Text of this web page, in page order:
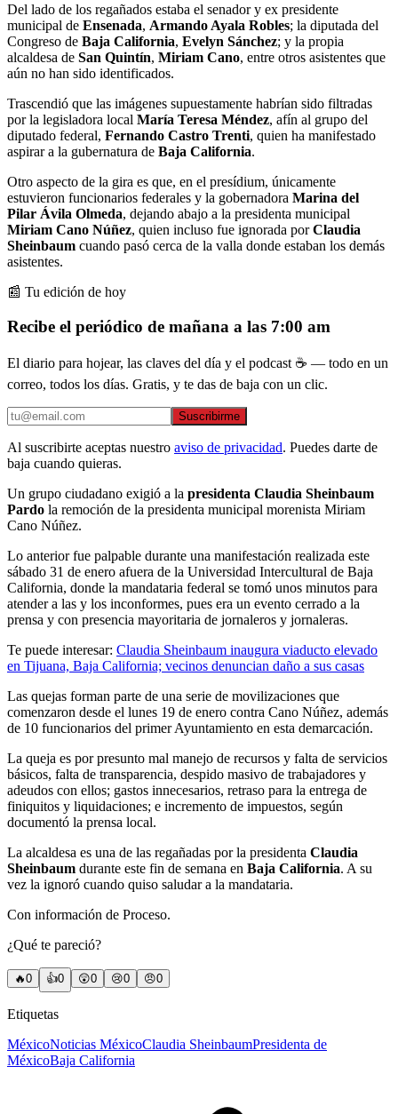
Del lado de los regañados estaba el senador y ex presidente
municipal de Ensenada, Armando Ayala Robles; la diputada del
Congreso de Baja California, Evelyn Sánchez; y la propia
alcaldesa de San Quintín, Miriam Cano, entre otros asistentes que
aún no han sido identificados.
Trascendió que las imágenes supuestamente habrían sido filtradas
por la legisladora local María Teresa Méndez, afín al grupo del
diputado federal, Fernando Castro Trenti, quien ha manifestado
aspirar a la gubernatura de Baja California.
Otro aspecto de la gira es que, en el presídium, únicamente
estuvieron funcionarios federales y la gobernadora Marina del
Pilar Ávila Olmeda, dejando abajo a la presidenta municipal
Miriam Cano Núñez, quien incluso fue ignorada porClaudia
Sheinbaum cuando pasó cerca de la valla donde estaban los demás
asistentes.
📰 Tu edición de hoy
Recibe el periódico de mañana a las 7:00 am
El diario para hojear, las claves del día y el podcast ☕ — todo en un
correo, todos los días. Gratis, y te das de baja con un clic.
Suscribirme
Al suscribirte aceptas nuestro aviso de privacidad. Puedes darte de
baja cuando quieras.
Un grupo ciudadano exigió a la presidenta Claudia Sheinbaum
Pardo la remoción de la presidenta municipal morenista Miriam
Cano Núñez.
Lo anterior fue palpable durante una manifestación realizada este
sábado 31 de enero afuera de la Universidad Intercultural de Baja
California, donde la mandataria federal se tomó unos minutos para
atender a las y los inconformes, pues era un evento cerrado a la
prensa y con presencia mayoritaria de jornaleros y jornaleras.
Te puede interesar: Claudia Sheinbaum inaugura viaducto elevado
en Tijuana, Baja California; vecinos denuncian daño a sus casas
Las quejas forman parte de una serie de movilizaciones que
comenzaron desde el lunes 19 de enero contra Cano Núñez, además
de 10 funcionarios del primer Ayuntamiento en esta demarcación.
La queja es por presunto mal manejo de recursos y falta de servicios
básicos, falta de transparencia, despido masivo de trabajadores y
adeudos con ellos; gastos innecesarios, retraso para la entrega de
finiquitos y liquidaciones; e incremento de impuestos, según
documentó la prensa local.
La alcaldesa es una de las regañadas por la presidenta Claudia
Sheinbaum durante este fin de semana en Baja California. A su
vez la ignoró cuando quiso saludar a la mandataria.
Con información de Proceso.
¿Qué te pareció?
🔥0 👍0 😲0 😢0 😠0
Etiquetas
MéxicoNoticias MéxicoClaudia SheinbaumPresidenta de
MéxicoBaja California